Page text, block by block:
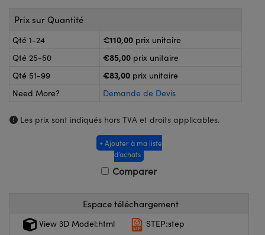
de Poche ou à Mesure Directe
: Caméras
Optiques de SCHOTT
Prix sur Quantité
Qté 1-24 €110,00 prix unitaire
Qté 25-50
€85,00 prix unitaire
Qté 51-99
€83,00 prix unitaire
Need More?
Demande de Devis
Les prix sont indiqués hors TVA et droits applicables.
+ Ajouter à ma liste
d’achats
Comparer
Espace téléchargement
View 3D Model:html
STEP:step